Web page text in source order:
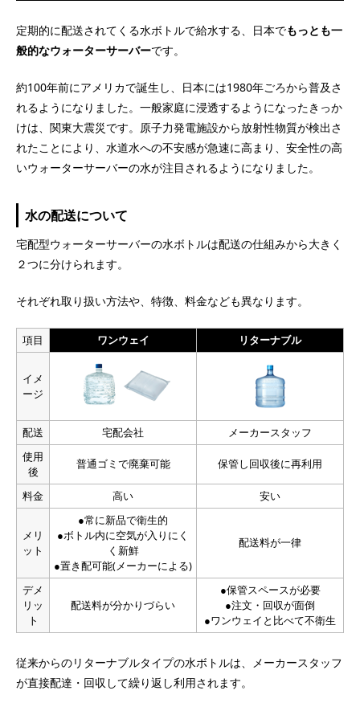
定期的に配送されてくる水ボトルで給水する、日本でもっとも一
般的なウォーターサーバーです。
約100年前にアメリカで誕生し、日本には1980年ごろから普及さ
れるようになりました。一般家庭に浸透するようになったきっか
けは、関東大震災です。原子力発電施設から放射性物質が検出さ
れたことにより、水道水への不安感が急速に高まり、安全性の高
いウォーターサーバーの水が注目されるようになりました。
水の配送について
宅配型ウォーターサーバーの水ボトルは配送の仕組みから大きく
２つに分けられます。
それぞれ取り扱い方法や、特徴、料金なども異なります。
項目 ワンウェイ リターナブル
イメ
ージ
配送 宅配会社
メーカースタッフ
使用
後
普通ゴミで廃棄可能 保管し回収後に再利用
料金 高い 安い
メリ
ット
●常に新品で衛生的
●ボトル内に空気が入りにく
く新鮮
●置き配可能(メーカーによる)
配送料が一律
デメ
リッ
ト
配送料が分かりづらい
●保管スペースが必要
●注文・回収が面倒
●ワンウェイと比べて不衛生
従来からのリターナブルタイプの水ボトルは、メーカースタッフ
が直接配達・回収して繰り返し利用されます。